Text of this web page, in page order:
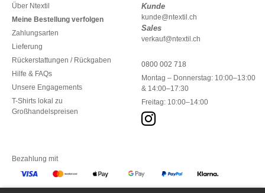
Über Ntextil
Meine Bestellung verfolgen
Zahlungsarten
Lieferung
Rückerstattungen / Rückgaben
Hilfe & FAQs
Unsere Engagements
T-Shirts lokal zu
Großhandelspreisen
Kunde
kunde@ntextil.ch
Sales
verkauf@ntextil.ch
0800 002 718
Montag – Donnerstag: 10:00–13:00
& 14:00–17:30
Freitag: 10:00–14:00
Bezahlung mit